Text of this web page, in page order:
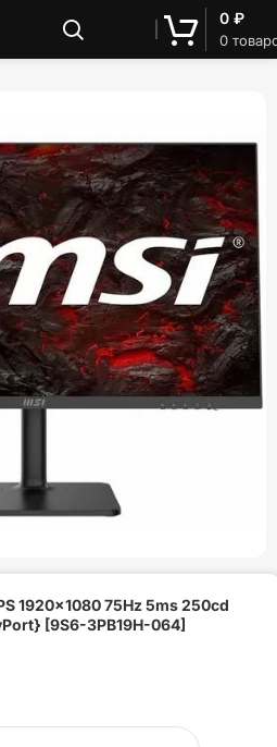
0
0 ₽
1920×1080 75Hz 5ms 250cd
[9S6-3PB19H-064]